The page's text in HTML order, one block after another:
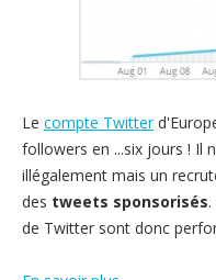
Le compte Twitter
followers en ...six jours ! Il
illégalement mais un
des tweets sponsorisés
de Twitter sont donc